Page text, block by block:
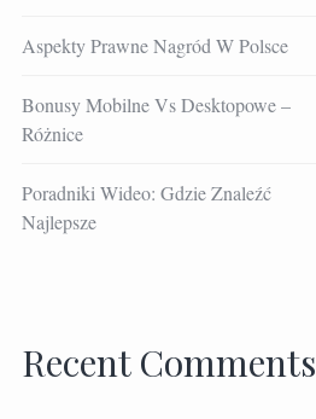
Aspekty Prawne Nagród W Polsce
Bonusy Mobilne Vs Desktopowe –
Różnice
Poradniki Wideo: Gdzie Znaleźć
Najlepsze
Recent Comments